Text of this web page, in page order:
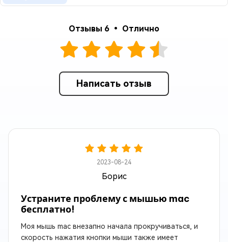
Отзывы 6 • Отлично
Написать отзыв
2023-08-24
Борис
Устраните проблему с мышью mac
бесплатно!
Моя мышь mac внезапно начала прокручиваться, и
скорость нажатия кнопки мыши также имеет